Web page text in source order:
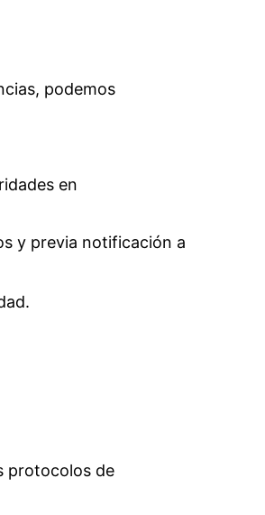
podemos
en
y previa notificación a
protocolos de